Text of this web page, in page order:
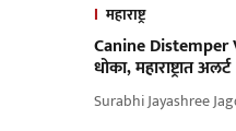
महाराष्ट्र
Canine Distemper
धोका, महाराष्ट्रात अलर्ट
Surabhi Jayashree